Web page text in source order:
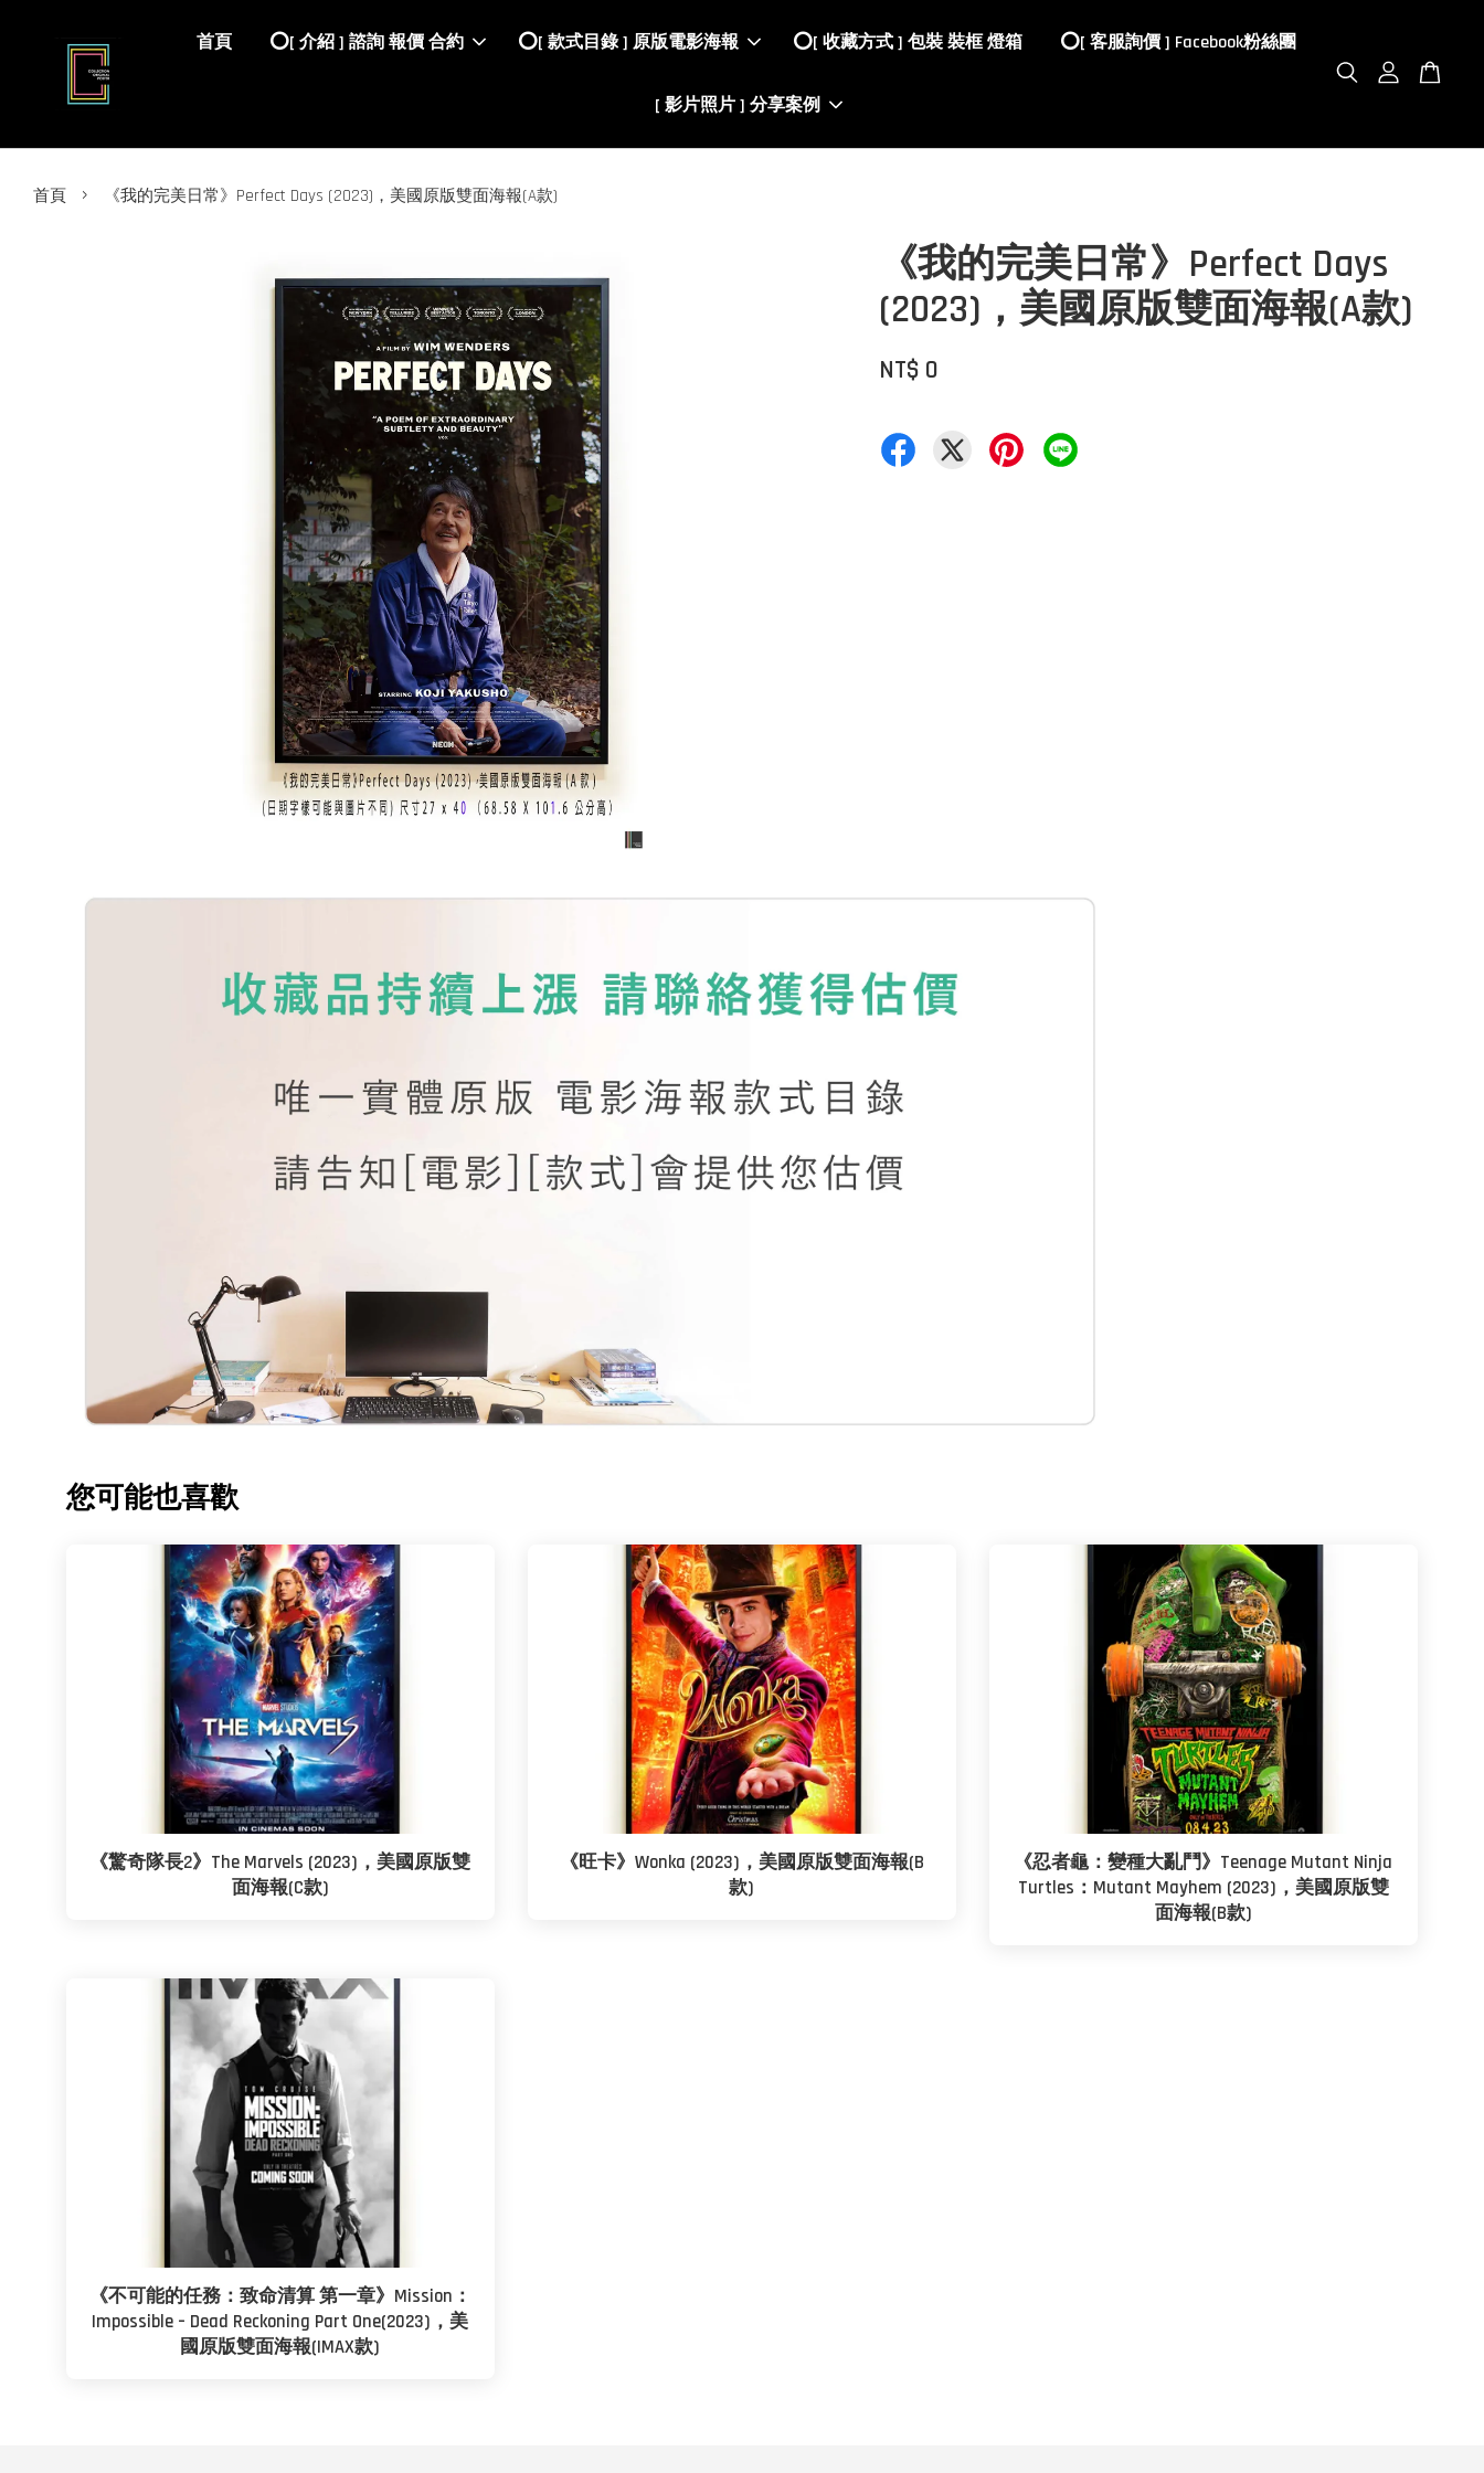
首頁 ⭕️[ 介紹 ] 諮詢 報價 合約 ⭕️[ 款式目錄 ] 原版電影海報 ⭕️[ 收藏方式 ] 包裝 裝框 燈箱 ⭕️[ 客服詢價 ] Facebook粉絲團
[ 影片照片 ] 分享案例
首頁 › 《我的完美日常》Perfect Days (2023)，美國原版雙面海報(A款)
《我的完美日常》Perfect Days
(2023)，美國原版雙面海報(A款)
NT$ 0
您可能也喜歡
《驚奇隊長2》The Marvels (2023)，美國原版雙
面海報(C款)
《旺卡》Wonka (2023)，美國原版雙面海報(B
款)
《忍者龜：變種大亂鬥》Teenage Mutant Ninja
Turtles：Mutant Mayhem (2023)，美國原版雙
面海報(B款)
《不可能的任務：致命清算 第一章》Mission：
Impossible – Dead Reckoning Part One(2023)，美
國原版雙面海報(IMAX款)